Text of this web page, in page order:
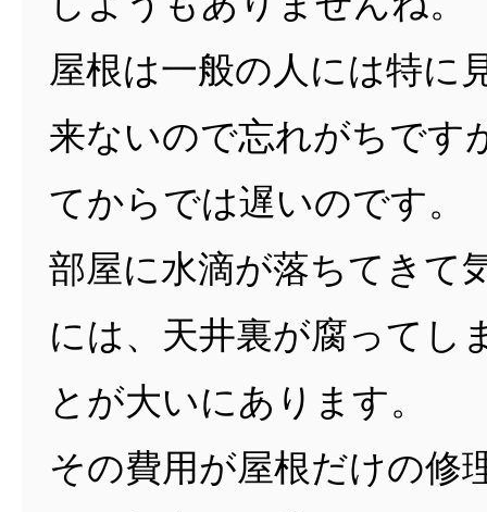
屋根は一般の人には特に
来ないので忘れがちです
てからでは遅いのです。
部屋に水滴が落ちてきて
には、天井裏が腐ってし
とが大いにあります。
その費用が屋根だけの修